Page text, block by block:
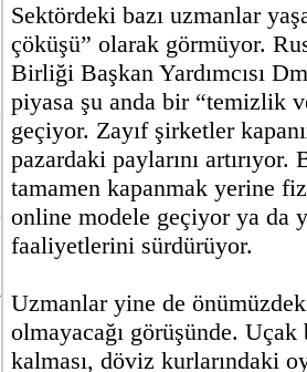
Sektördeki bazı uzmanlar
çöküşü” olarak görmüyor.
Birliği Başkan Yardımcısı
piyasa şu anda bir “temizlik
geçiyor. Zayıf şirketler
pazardaki paylarını artırıyor.
tamamen kapanmak yerine
online modele geçiyor ya da
faaliyetlerini sürdürüyor.
Uzmanlar yine de
olmayacağı görüşünde.
kalması, döviz kurlarındaki